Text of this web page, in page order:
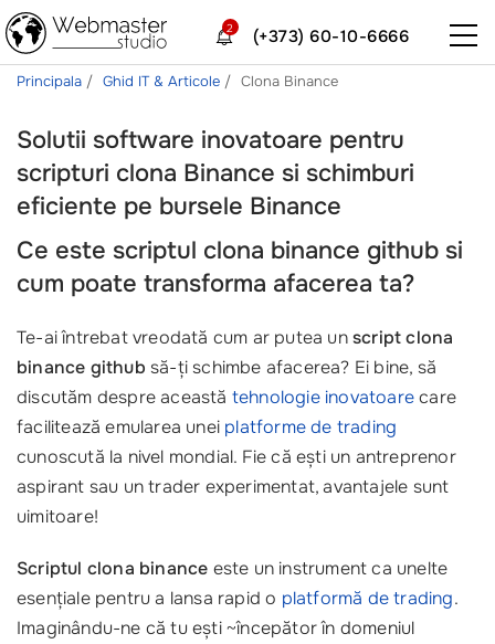
(+373) 60-10-6666
2
Principala Ghid IT & Articole Clona Binance
Solutii software inovatoare pentru
scripturi clona Binance si schimburi
eficiente pe bursele Binance
Ce este scriptul clona binance github si
cum poate transforma afacerea ta?
Te-ai întrebat vreodată cum ar putea unscript clona
binance github să-ți schimbe afacerea? Ei bine, să
discutăm despre această tehnologie inovatoarecare
facilitează emularea unei platforme de trading
cunoscută la nivel mondial. Fie că ești un antreprenor
aspirant sau un trader experimentat, avantajele sunt
uimitoare!
Scriptul clona binance este un instrument ca unelte
esențiale pentru a lansa rapid o platformă de trading.
Imaginându-ne că tu ești ~începător în domeniul